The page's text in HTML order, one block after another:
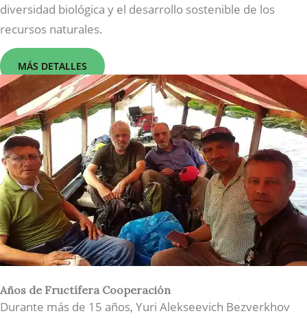
diversidad biológica y el desarrollo sostenible de los
recursos naturales.
MÁS DETALLES
Años de Fructífera Cooperación
Durante más de 15 años, Yuri Alekseevich Bezverkhov